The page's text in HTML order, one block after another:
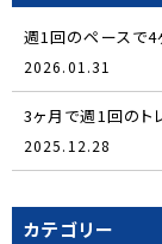
週1回のペースで4
2026.01.31
3ヶ月で週1回のト
2025.12.28
カテゴリー